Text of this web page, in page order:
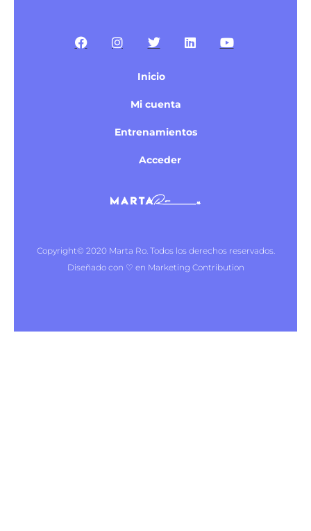
Inicio
Mi cuenta
Entrenamientos
Acceder
Copyright© 2020 Marta Ro. Todos los derechos reservados.
Diseñado con ♡ en Marketing Contribution